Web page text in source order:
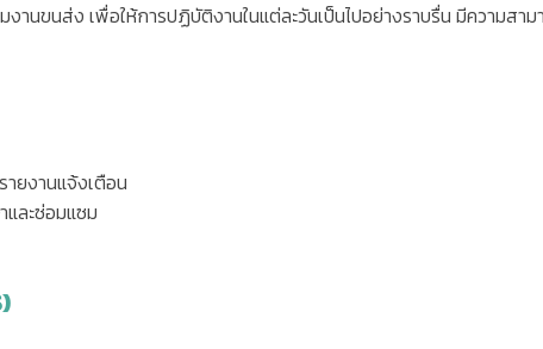
นขนส่ง เพื่อให้การปฏิบัติงานในแต่ละวันเป็นไปอย่างราบรื่น มีความสาม
ายงานแจ้งเตือน
และซ่อมแซม